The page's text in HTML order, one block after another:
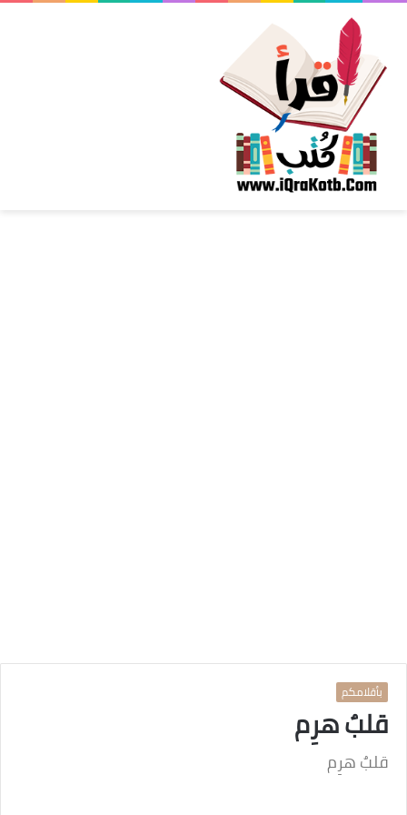
بأقلامكم
قلبٌ هرِم
قلبٌ هرِم